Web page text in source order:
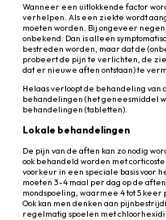
Wanneer een uitlokkende factor
verhelpen. Als een ziekte wordt
moeten worden. Bij ongeveer
onbekend. Dan is alleen
bestreden worden, maar dat de
probeert de pijn te verlichten, de
dat er nieuwe aften ontstaan) te
Helaas verloopt de behandeling
behandelingen (het geneesmiddel
behandelingen (tabletten).
Lokale behandelingen
De pijn van de aften kan zo nodig
ook behandeld worden met
voorkeur in een speciale basis voor
moeten 3-4 maal per dag op de
mondspoeling, waarmee 4 tot 5
Ook kan men denken aan
regelmatig spoelen met